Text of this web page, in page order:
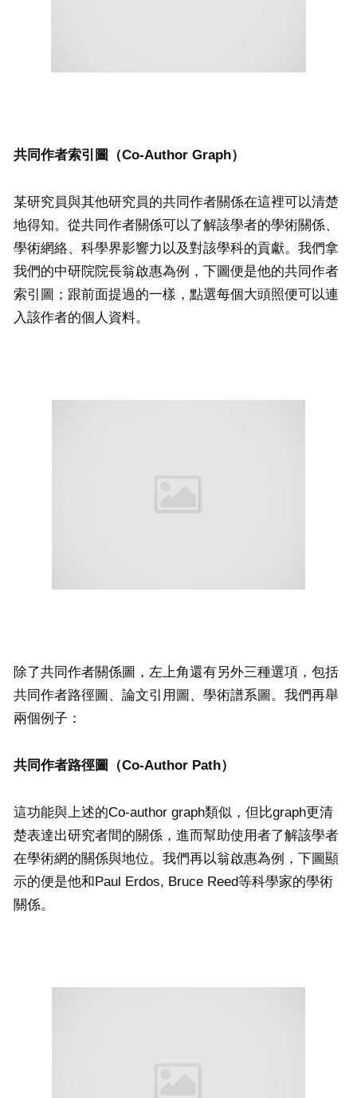
共同作者索引圖（Co-Author Graph）
某研究員與其他研究員的共同作者關係在這裡可以清楚
地得知。從共同作者關係可以了解該學者的學術關係、
學術網絡、科學界影響力以及對該學科的貢獻。我們拿
我們的中研院院長翁啟惠為例，下圖便是他的共同作者
索引圖；跟前面提過的一樣，點選每個大頭照便可以連
入該作者的個人資料。
除了共同作者關係圖，左上角還有另外三種選項，包括
共同作者路徑圖、論文引用圖、學術譜系圖。我們再舉
兩個例子：
共同作者路徑圖（Co-Author Path）
這功能與上述的Co-author graph類似，但比graph更清
楚表達出研究者間的關係，進而幫助使用者了解該學者
在學術網的關係與地位。我們再以翁啟惠為例，下圖顯
示的便是他和Paul Erdos, Bruce Reed等科學家的學術
關係。